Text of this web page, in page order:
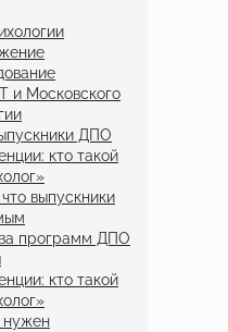
и Московского
ДПО
кто такой
выпускники
программ ДПО
кто такой
нужен